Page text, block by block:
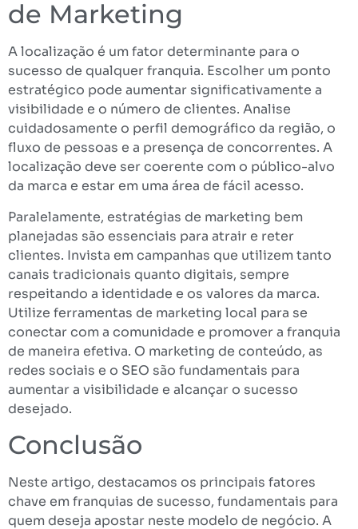
de Marketing
A localização é um fator determinante para o
sucesso de qualquer franquia. Escolher um ponto
estratégico pode aumentar significativamente a
visibilidade e o número de clientes. Analise
cuidadosamente o perfil demográfico da região, o
fluxo de pessoas e a presença de concorrentes. A
localização deve ser coerente com o público-alvo
da marca e estar em uma área de fácil acesso.
Paralelamente, estratégias de marketing bem
planejadas são essenciais para atrair e reter
clientes. Invista em campanhas que utilizem tanto
canais tradicionais quanto digitais, sempre
respeitando a identidade e os valores da marca.
Utilize ferramentas de marketing local para se
conectar com a comunidade e promover a franquia
de maneira efetiva. O marketing de conteúdo, as
redes sociais e o SEO são fundamentais para
aumentar a visibilidade e alcançar o sucesso
desejado.
Conclusão
Neste artigo, destacamos os principais fatores
chave em franquias de sucesso, fundamentais para
quem deseja apostar neste modelo de negócio. A